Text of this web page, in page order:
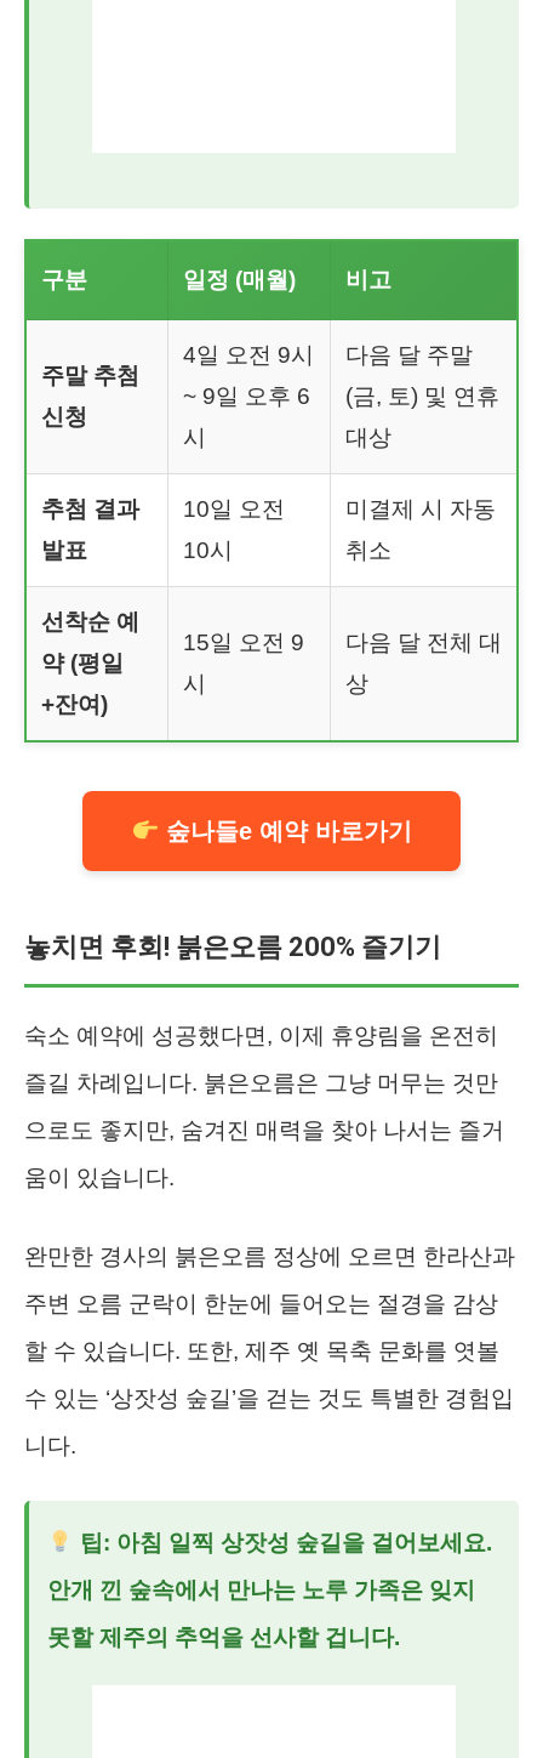
구분 일정 (매월) 비고
주말 추첨
신청
4일 오전 9시
~ 9일 오후 6
시
다음 달 주말
(금, 토) 및 연휴
대상
추첨 결과
발표
10일 오전
10시
미결제 시 자동
취소
선착순 예
약 (평일
+잔여)
15일 오전 9
시
다음 달 전체 대
상
숲나들e 예약 바로가기
놓치면 후회! 붉은오름 200% 즐기기
숙소 예약에 성공했다면, 이제 휴양림을 온전히
즐길 차례입니다. 붉은오름은 그냥 머무는 것만
으로도 좋지만, 숨겨진 매력을 찾아 나서는 즐거
움이 있습니다.
완만한 경사의 붉은오름 정상에 오르면 한라산과
주변 오름 군락이 한눈에 들어오는 절경을 감상
할 수 있습니다. 또한, 제주 옛 목축 문화를 엿볼
수 있는 ‘상잣성 숲길’을 걷는 것도 특별한 경험입
니다.
팁: 아침 일찍 상잣성 숲길을 걸어보세요.
안개 낀 숲속에서 만나는 노루 가족은 잊지
못할 제주의 추억을 선사할 겁니다.